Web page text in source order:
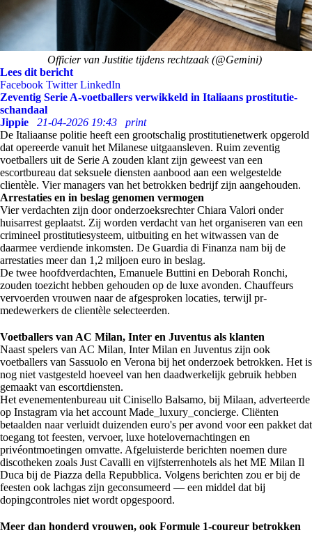
Officier van Justitie tijdens rechtzaak (@Gemini)
Lees dit bericht
Facebook Twitter LinkedIn
Zeventig Serie A-voetballers verwikkeld in Italiaans prostitutie-
schandaal
Jippie
21-04-2026 19:43
print
De Italiaanse politie heeft een grootschalig prostitutienetwerk opgerold
dat opereerde vanuit het Milanese uitgaansleven. Ruim zeventig
voetballers uit de Serie A zouden klant zijn geweest van een
escortbureau dat seksuele diensten aanbood aan een welgestelde
clientèle. Vier managers van het betrokken bedrijf zijn aangehouden.
Arrestaties en in beslag genomen vermogen
Vier verdachten zijn door onderzoeksrechter Chiara Valori onder
huisarrest geplaatst. Zij worden verdacht van het organiseren van een
crimineel prostitutiesysteem, uitbuiting en het witwassen van de
daarmee verdiende inkomsten. De Guardia di Finanza nam bij de
arrestaties meer dan 1,2 miljoen euro in beslag.
De twee hoofdverdachten, Emanuele Buttini en Deborah Ronchi,
zouden toezicht hebben gehouden op de luxe avonden. Chauffeurs
vervoerden vrouwen naar de afgesproken locaties, terwijl pr-
medewerkers de clientèle selecteerden.
Voetballers van AC Milan, Inter en Juventus als klanten
Naast spelers van AC Milan, Inter Milan en Juventus zijn ook
voetballers van Sassuolo en Verona bij het onderzoek betrokken. Het is
nog niet vastgesteld hoeveel van hen daadwerkelijk gebruik hebben
gemaakt van escortdiensten.
Het evenementenbureau uit Cinisello Balsamo, bij Milaan, adverteerde
op Instagram via het account Made_luxury_concierge. Cliënten
betaalden naar verluidt duizenden euro's per avond voor een pakket dat
toegang tot feesten, vervoer, luxe hotelovernachtingen en
privéontmoetingen omvatte. Afgeluisterde berichten noemen dure
discotheken zoals Just Cavalli en vijfsterrenhotels als het ME Milan Il
Duca bij de Piazza della Repubblica. Volgens berichten zou er bij de
feesten ook lachgas zijn geconsumeerd — een middel dat bij
dopingcontroles niet wordt opgespoord.
Meer dan honderd vrouwen, ook Formule 1-coureur betrokken